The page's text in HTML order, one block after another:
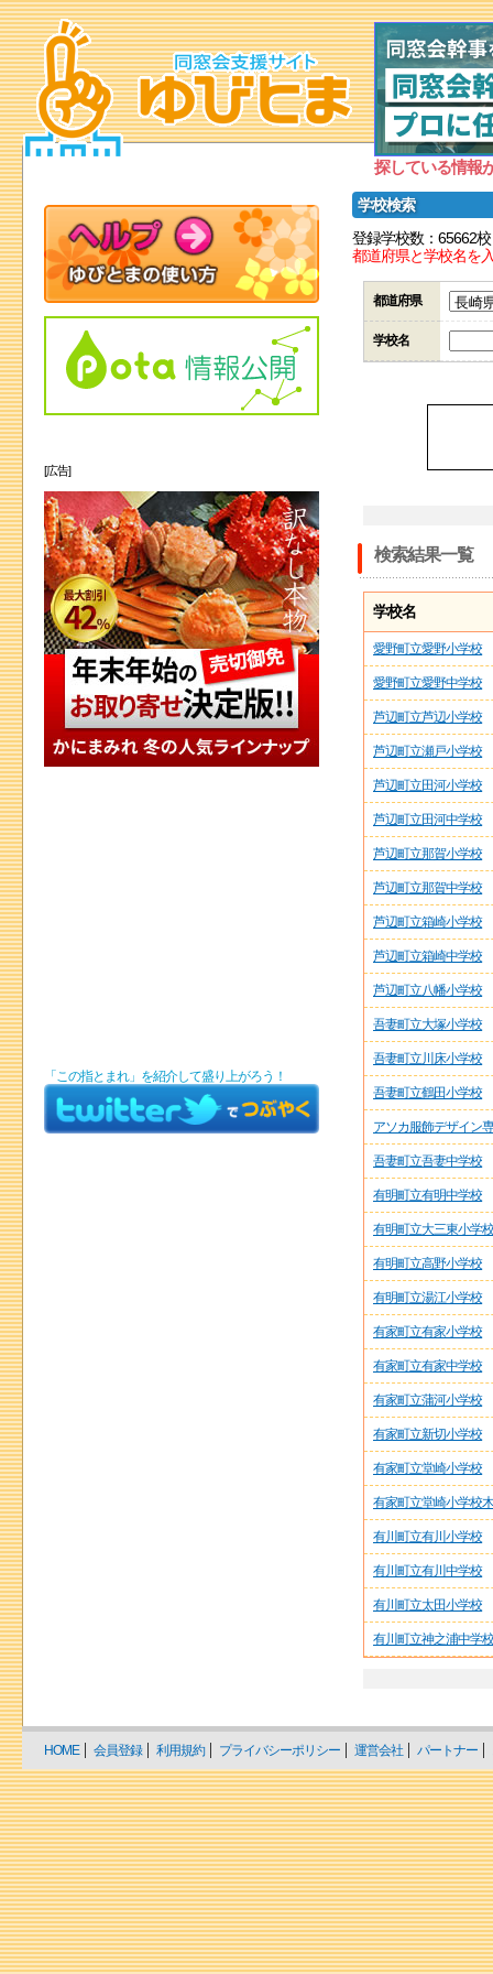
探している情報
学校検索
登録学校数：65662校
都道府県と学校名を
都道府県
学校名
検索結果一覧
学校名
愛野町立愛野小学校
愛野町立愛野中学校
芦辺町立芦辺小学校
芦辺町立瀬戸小学校
芦辺町立田河小学校
芦辺町立田河中学校
芦辺町立那賀小学校
芦辺町立那賀中学校
芦辺町立箱崎小学校
芦辺町立箱崎中学校
芦辺町立八幡小学校
吾妻町立大塚小学校
吾妻町立川床小学校
吾妻町立鶴田小学校
アソカ服飾デザイン
吾妻町立吾妻中学校
有明町立有明中学校
有明町立大三東小学校
有明町立高野小学校
有明町立湯江小学校
有家町立有家小学校
有家町立有家中学校
有家町立蒲河小学校
有家町立新切小学校
有家町立堂崎小学校
有家町立堂崎小学校
有川町立有川小学校
有川町立有川中学校
有川町立太田小学校
有川町立神之浦中学校
[広告]
「この指とまれ」を紹介して盛り上がろう！
HOME 会員登録 利用規約 プライバシーポリシー 運営会社 パートナー